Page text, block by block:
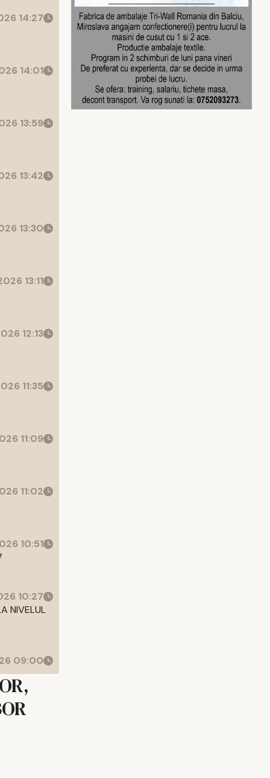
14:27
14:01
13:59
13:42
13:30
13:11
12:13
11:35
11:09
11:02
10:51
10:27
NIVELUL
09:00